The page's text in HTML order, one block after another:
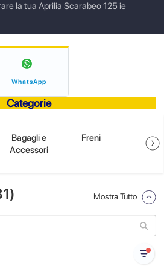
la tua Aprilia Scarabeo 125 ie
WhatsApp
Categorie
Bagagli e
Accessori
Freni
) Mostra Tutto